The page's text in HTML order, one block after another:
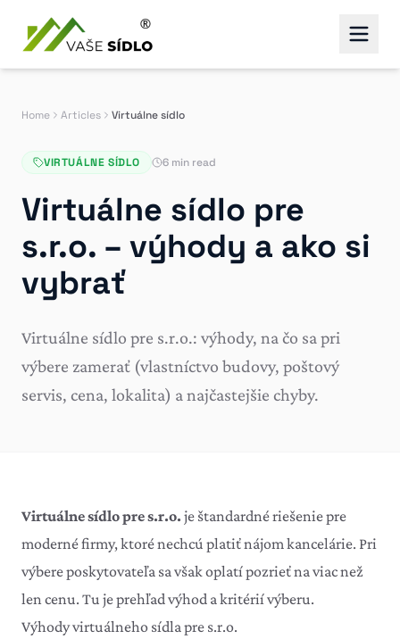
Home Articles Virtuálne sídlo
VIRTUÁLNE SÍDLO 6 min read
Virtuálne sídlo pre
s.r.o. – výhody a ako si
vybrať
Virtuálne sídlo pre s.r.o.: výhody, na čo sa pri
výbere zamerať (vlastníctvo budovy, poštový
servis, cena, lokalita) a najčastejšie chyby.
Virtuálne sídlo pre s.r.o. je štandardné riešenie pre
moderné firmy, ktoré nechcú platiť nájom kancelárie. Pri
výbere poskytovateľa sa však oplatí pozrieť na viac než
len cenu. Tu je prehľad výhod a kritérií výberu.
Výhody virtuálneho sídla pre s.r.o.